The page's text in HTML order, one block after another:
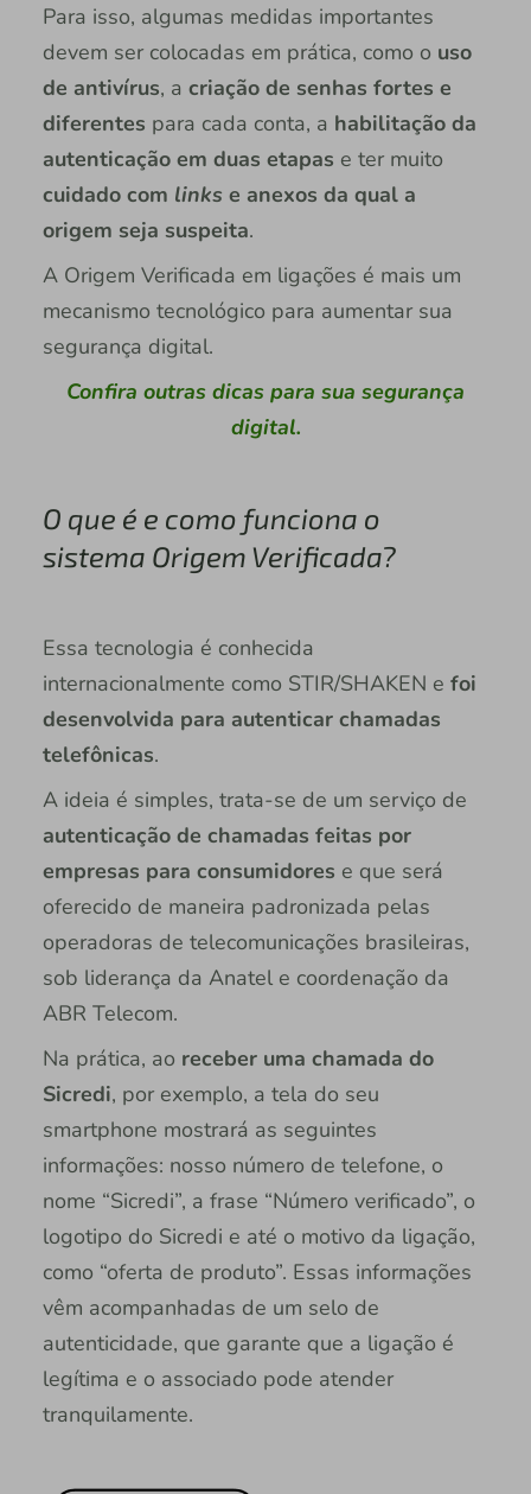
Para isso, algumas medidas importantes
devem ser colocadas em prática, como o uso
de antivírus, a criação de senhas fortes e
diferentes para cada conta, a habilitação da
autenticação em duas etapas e ter muito
cuidado com links e anexos da qual a
origem seja suspeita.
A Origem Verificada em ligações é mais um
mecanismo tecnológico para aumentar sua
segurança digital.
Confira outras dicas para sua segurança
digital.
O que é e como funciona o
sistema Origem Verificada?
Essa tecnologia é conhecida
internacionalmente como STIR/SHAKEN e foi
desenvolvida para autenticar chamadas
telefônicas.
A ideia é simples, trata-se de um serviço de
autenticação de chamadas feitas por
empresas para consumidores e que será
oferecido de maneira padronizada pelas
operadoras de telecomunicações brasileiras,
sob liderança da Anatel e coordenação da
ABR Telecom.
Na prática, ao receber uma chamada do
Sicredi, por exemplo, a tela do seu
smartphone mostrará as seguintes
informações: nosso número de telefone, o
nome “Sicredi”, a frase “Número verificado”, o
logotipo do Sicredi e até o motivo da ligação,
como “oferta de produto”. Essas informações
vêm acompanhadas de um selo de
autenticidade, que garante que a ligação é
legítima e o associado pode atender
tranquilamente.